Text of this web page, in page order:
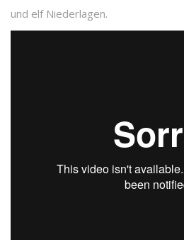
und elf Niederlagen.